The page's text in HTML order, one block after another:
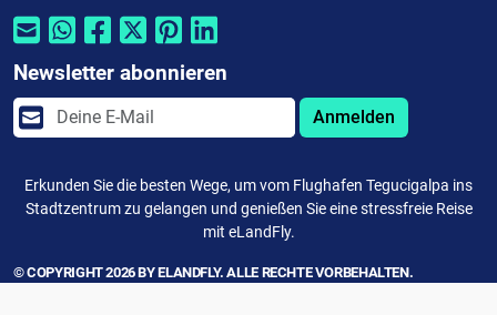
Newsletter abonnieren
Anmelden
Erkunden Sie die besten Wege, um vom Flughafen Tegucigalpa ins
Stadtzentrum zu gelangen und genießen Sie eine stressfreie Reise
mit eLandFly.
© COPYRIGHT 2026 BY ELANDFLY. ALLE RECHTE VORBEHALTEN.